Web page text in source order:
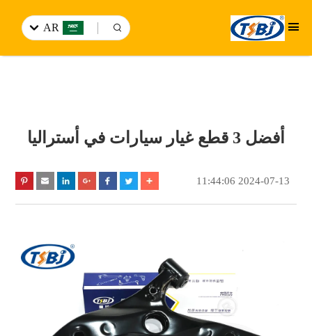
AR
أفضل 3 قطع غيار سيارات في أستراليا
2024-07-13 11:44:06